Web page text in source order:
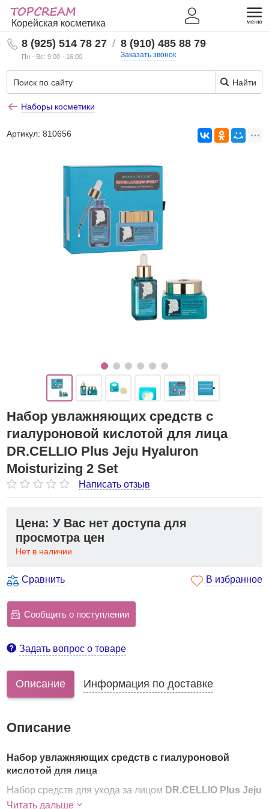
Корейская косметика
8 (925) 514 78 27
Пн - Вс: 9:00 - 16:00
/ 8 (910) 485 88 79
Заказать звонок
Найти
Наборы косметики
Артикул:810656
Набор увлажняющих средств с
гиалуроновой кислотой для лица
DR.CELLIO Plus Jeju Hyaluron
Moisturizing 2 Set
Написать отзыв
Цена: У Вас нет доступа для
просмотра цен
Нет в наличии
Сравнить В избранное
Сообщить о поступлении
Задать вопрос о товаре
Описание Информация по доставке
Описание
Набор увлажняющих средств с гиалуроновой
кислотой для лица
Набор средств для ухода за лицом DR.CELLIO Plus Jeju
Hyaluron Moisturizing 2 Set
Читать дальше